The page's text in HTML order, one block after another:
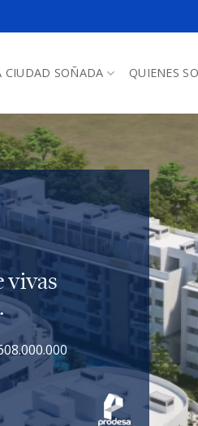
CIUDAD SOÑADA QUIENES
vivas